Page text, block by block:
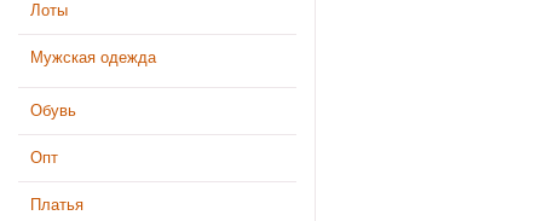
Лоты
Мужская одежда
Обувь
Опт
Платья